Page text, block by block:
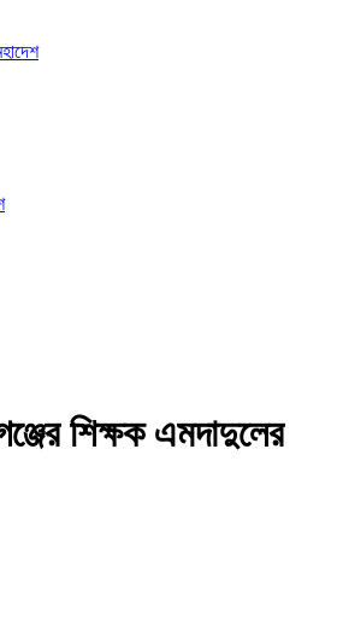
শিক্ষক এমদাদুলের